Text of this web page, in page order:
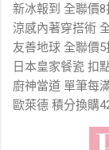
新冰報到 全聯價8
涼感內著穿搭術
友善地球 全聯價5
日本皇家餐瓷 扣
廚神當道 單筆每
歐萊德 積分換購